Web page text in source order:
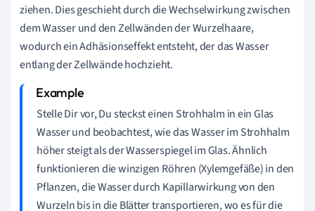
ziehen. Dies geschieht durch die Wechselwirkung zwischen
dem Wasser und den Zellwänden der Wurzelhaare,
wodurch ein Adhäsionseffekt entsteht, der das Wasser
entlang der Zellwände hochzieht.
Stelle Dir vor, Du steckst einen Strohhalm in ein Glas
Wasser und beobachtest, wie das Wasser im Strohhalm
höher steigt als der Wasserspiegel im Glas. Ähnlich
funktionieren die winzigen Röhren (Xylemgefäße) in den
Pflanzen, die Wasser durch Kapillarwirkung von den
Wurzeln bis in die Blätter transportieren, wo es für die